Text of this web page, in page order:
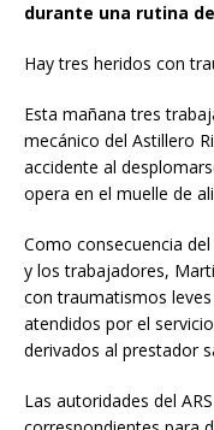
durante una rutina
Hay tres heridos con
Esta mañana tres
mecánico del Astillero
accidente al
opera en el muelle de
Como consecuencia
y los trabajadores,
con traumatismos
atendidos por el
derivados al prestador
Las autoridades del